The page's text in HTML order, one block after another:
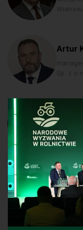
Artur
Sp. z o.o.
redaktor
minister